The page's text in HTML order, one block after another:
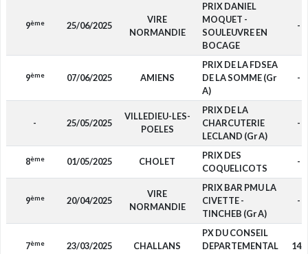
9ème 25/06/2025
VIRE
NORMANDIE
PRIX DANIEL
MOQUET -
SOULEUVRE EN
BOCAGE
-
9ème 07/06/2025 AMIENS
PRIX DE LA FDSEA
DE LA SOMME (Gr
A)
-
- 25/05/2025
VILLEDIEU-LES-
POELES
PRIX DE LA
CHARCUTERIE
LECLAND (Gr A)
-
8ème 01/05/2025 CHOLET
PRIX DES
COQUELICOTS
-
9ème 20/04/2025
VIRE
NORMANDIE
PRIX BAR PMU LA
CIVETTE -
TINCHEB (Gr A)
-
7ème 23/03/2025 CHALLANS
PX DU CONSEIL
DEPARTEMENTAL
145